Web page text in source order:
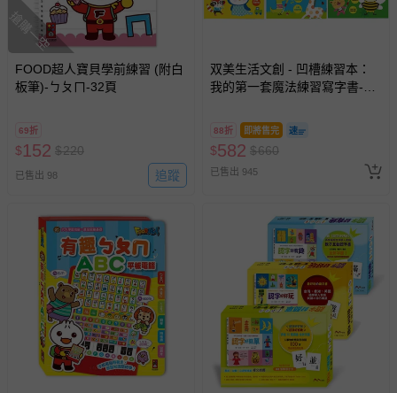
搶購一空
FOOD超人寶貝學前練習 (附白
板筆)-ㄅㄆㄇ-32頁
69折
$152 $220
已售出 98 追蹤
双美生活文創 - 凹槽練習本：
我的第一套魔法練習寫字書-數
88折 即將售完
$582 $660
已售出 945